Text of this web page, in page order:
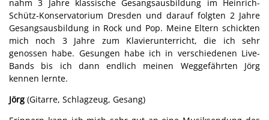
nahm 3 Jahre klassische Gesangsausbildung im Heinrich-
Schütz-Konservatorium Dresden und darauf folgten 2 Jahre
Gesangsausbildung in Rock und Pop. Meine Eltern schickten
mich noch 3 Jahre zum Klavierunterricht, die ich sehr
genossen habe. Gesungen habe ich in verschiedenen Live-
Bands bis ich dann endlich meinen Weggefährten Jörg
kennen lernte.
Jörg (Gitarre, Schlagzeug, Gesang)